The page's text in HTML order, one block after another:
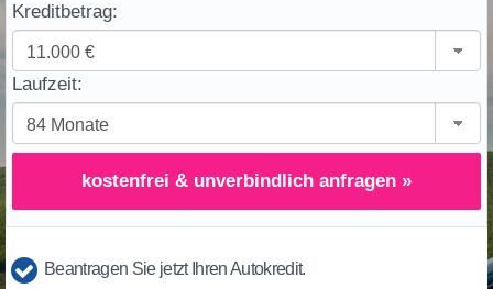
Kreditbetrag:
Laufzeit:
kostenfrei & unverbindlich anfragen »
Beantragen Sie jetzt Ihren Autokredit.